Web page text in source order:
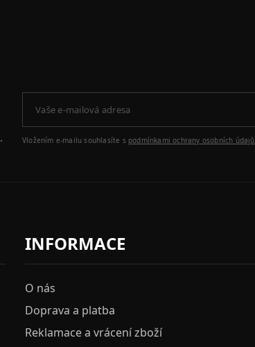
Vložením e-mailu souhlasíte s podmínkami ochrany osobních údajů
INFORMACE
O nás
Doprava a platba
Reklamace a vrácení zboží